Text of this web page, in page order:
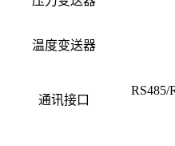
温度变送器
通讯接口
RS485/